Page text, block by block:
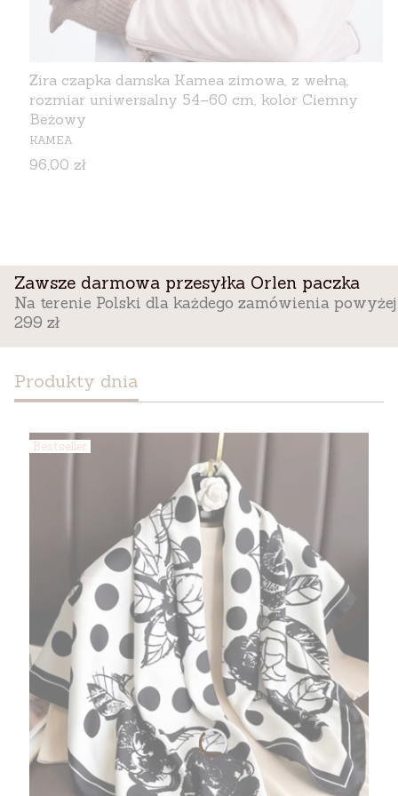
Zira czapka damska Kamea zimowa, z wełną,
rozmiar uniwersalny 54–60 cm, kolor Ciemny
Beżowy
PRODUCENT
KAMEA
Cena
96,00 zł
Zawsze darmowa przesyłka Orlen paczka
Na terenie Polski dla każdego zamówienia powyżej
299 zł
Produkty dnia
Bestseller